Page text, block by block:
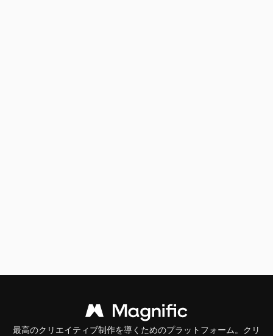
最高のクリエイティブ制作を導くためのプラットフォーム。クリ